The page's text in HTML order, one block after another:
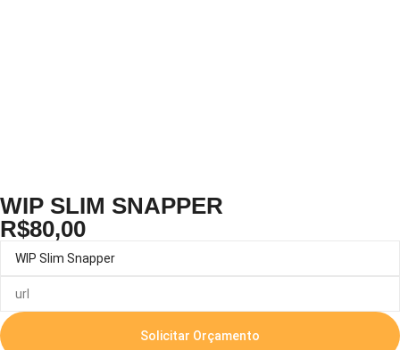
WIP SLIM SNAPPER
R$80,00
Solicitar Orçamento